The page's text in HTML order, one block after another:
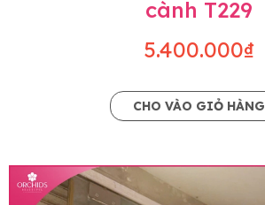
cành T229
5.400.000₫
CHO VÀO GIỎ HÀNG